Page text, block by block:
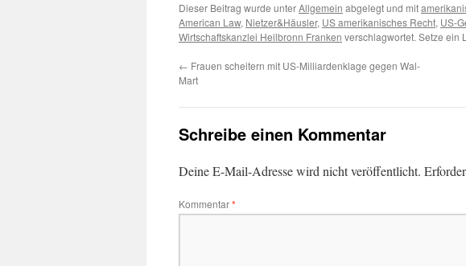
Dieser Beitrag wurde unterAllgemein abgelegt und mit
American Law, Nietzer&Häusler, US amerikanisches Recht, US-
Wirtschaftskanzlei Heilbronn Franken verschlagwortet. Setze ein
← Frauen scheitern mit US-Milliardenklage gegen Wal-
Mart
Schreibe einen Kommentar
Deine E-Mail-Adresse wird nicht veröffentlicht.
Kommentar*